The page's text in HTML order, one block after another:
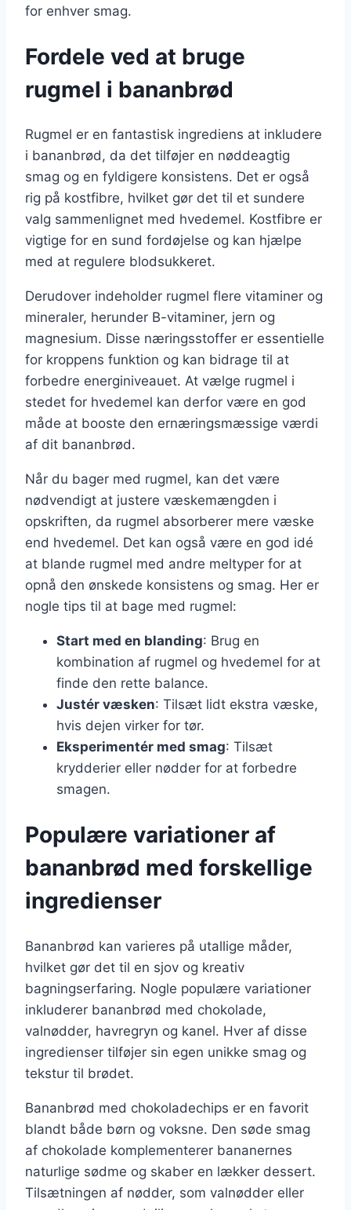
for enhver smag.
Fordele ved at bruge
rugmel i bananbrød
Rugmel er en fantastisk ingrediens at inkludere
i bananbrød, da det tilføjer en nøddeagtig
smag og en fyldigere konsistens. Det er også
rig på kostfibre, hvilket gør det til et sundere
valg sammenlignet med hvedemel. Kostfibre er
vigtige for en sund fordøjelse og kan hjælpe
med at regulere blodsukkeret.
Derudover indeholder rugmel flere vitaminer og
mineraler, herunder B-vitaminer, jern og
magnesium. Disse næringsstoffer er essentielle
for kroppens funktion og kan bidrage til at
forbedre energiniveauet. At vælge rugmel i
stedet for hvedemel kan derfor være en god
måde at booste den ernæringsmæssige værdi
af dit bananbrød.
Når du bager med rugmel, kan det være
nødvendigt at justere væskemængden i
opskriften, da rugmel absorberer mere væske
end hvedemel. Det kan også være en god idé
at blande rugmel med andre meltyper for at
opnå den ønskede konsistens og smag. Her er
nogle tips til at bage med rugmel:
Start med en blanding: Brug en
kombination af rugmel og hvedemel for at
finde den rette balance.
Justér væsken: Tilsæt lidt ekstra væske,
hvis dejen virker for tør.
Eksperimentér med smag: Tilsæt
krydderier eller nødder for at forbedre
smagen.
Populære variationer af
bananbrød med forskellige
ingredienser
Bananbrød kan varieres på utallige måder,
hvilket gør det til en sjov og kreativ
bagningserfaring. Nogle populære variationer
inkluderer bananbrød med chokolade,
valnødder, havregryn og kanel. Hver af disse
ingredienser tilføjer sin egen unikke smag og
tekstur til brødet.
Bananbrød med chokoladechips er en favorit
blandt både børn og voksne. Den søde smag
af chokolade komplementerer bananernes
naturlige sødme og skaber en lækker dessert.
Tilsætningen af nødder, som valnødder eller